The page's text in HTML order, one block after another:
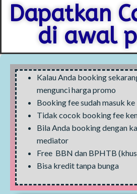
Dapatkan
di awal
Kalau Anda booking
mengunci harga promo
Booking fee sudah masuk ke
Tidak cocok booking fee
Bila Anda booking dengan
mediator
Free BBN dan BPHTB
Bisa kredit tanpa bunga